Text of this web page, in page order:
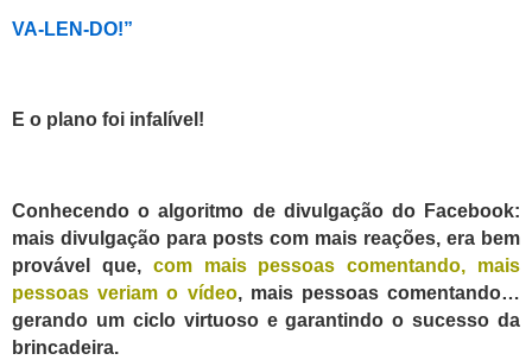
VA-LEN-DO!”
E o plano foi infalível!
Conhecendo o algoritmo de divulgação do Facebook:
mais divulgação para posts com mais reações, era bem
provável que, com mais pessoas comentando, mais
pessoas veriam o vídeo, mais pessoas comentando…
gerando um ciclo virtuoso e garantindo o sucesso da
brincadeira.